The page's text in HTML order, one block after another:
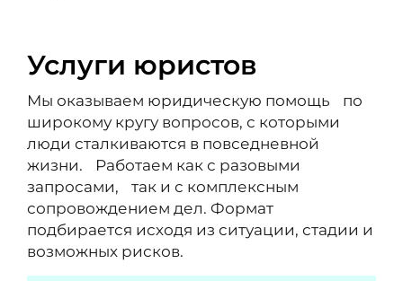
Услуги юристов
Мы оказываем юридическую помощь по
широкому кругу вопросов, с которыми
люди сталкиваются в повседневной
жизни. Работаем как с разовыми
запросами, так и с комплексным
сопровождением дел. Формат
подбирается исходя из ситуации, стадии и
возможных рисков.